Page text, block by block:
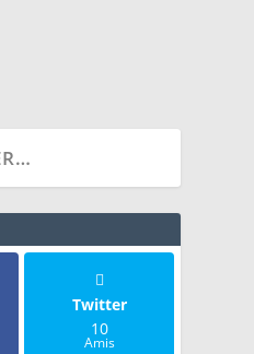
Twitter
10
Amis